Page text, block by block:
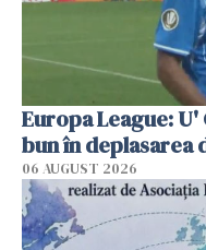
Europa League:
bun în deplasarea
06 AUGUST 2026